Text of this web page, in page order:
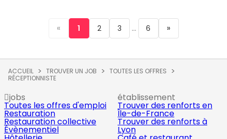
« 1 2 3 ... 6 »
ACCUEIL TROUVER UN JOB
TOUTES LES OFFRES
RÉCEPTIONNISTE
jobs
Toutes les offres d'emploi
Restauration
Restauration collective
Évènementiel
établissement
Trouver des renforts en
Île-de-France
Trouver des renforts à
Lyon